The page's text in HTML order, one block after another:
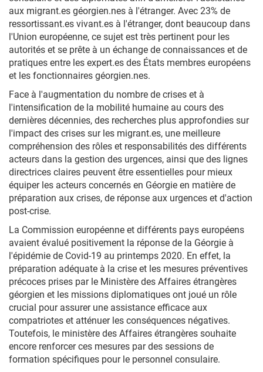
aux migrant.es géorgien.nes à l'étranger. Avec 23% de
ressortissant.es vivant.es à l'étranger, dont beaucoup dans
l'Union européenne, ce sujet est très pertinent pour les
autorités et se prête à un échange de connaissances et de
pratiques entre les expert.es des États membres européens
et les fonctionnaires géorgien.nes.
Face à l'augmentation du nombre de crises et à
l'intensification de la mobilité humaine au cours des
dernières décennies, des recherches plus approfondies sur
l'impact des crises sur les migrant.es, une meilleure
compréhension des rôles et responsabilités des différents
acteurs dans la gestion des urgences, ainsi que des lignes
directrices claires peuvent être essentielles pour mieux
équiper les acteurs concernés en Géorgie en matière de
préparation aux crises, de réponse aux urgences et d'action
post-crise.
La Commission européenne et différents pays européens
avaient évalué positivement la réponse de la Géorgie à
l'épidémie de Covid-19 au printemps 2020. En effet, la
préparation adéquate à la crise et les mesures préventives
précoces prises par le Ministère des Affaires étrangères
géorgien et les missions diplomatiques ont joué un rôle
crucial pour assurer une assistance efficace aux
compatriotes et atténuer les conséquences négatives.
Toutefois, le ministère des Affaires étrangères souhaite
encore renforcer ces mesures par des sessions de
formation spécifiques pour le personnel consulaire.